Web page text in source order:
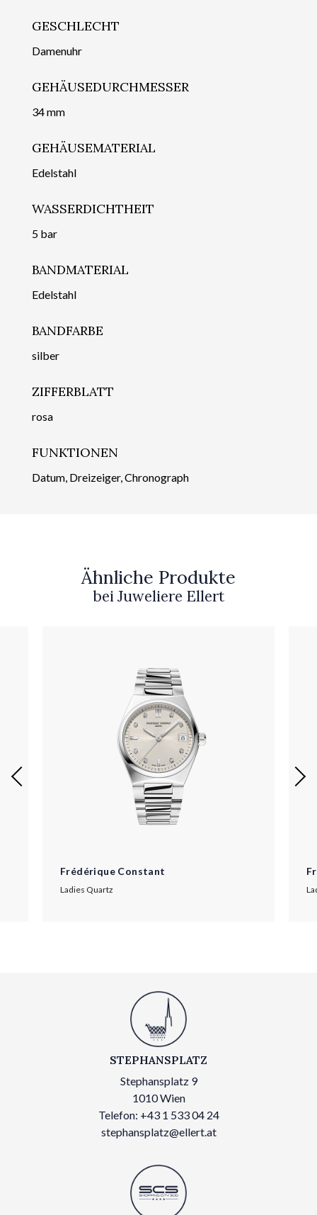
GESCHLECHT
Damenuhr
GEHÄUSEDURCHMESSER
34 mm
GEHÄUSEMATERIAL
Edelstahl
WASSERDICHTHEIT
5 bar
BANDMATERIAL
Edelstahl
BANDFARBE
silber
ZIFFERBLATT
rosa
FUNKTIONEN
Datum, Dreizeiger, Chronograph
Ähnliche Produkte
bei Juweliere Ellert
Frédérique Constant
Ladies Quartz
STEPHANSPLATZ
Stephansplatz 9
1010 Wien
Telefon: +43 1 533 04 24
stephansplatz@ellert.at